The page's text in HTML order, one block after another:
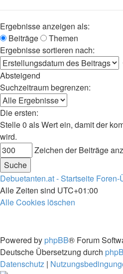
Ergebnisse anzeigen als:
Beiträge
Themen
Ergebnisse sortieren nach:
Absteigend
Suchzeitraum begrenzen:
Die ersten:
Stelle 0 als Wert ein, damit der
wird.
Zeichen der Beiträge
Debuetanten.at - Startseite Foren-
Alle Zeiten sind UTC+01:00
Alle Cookies löschen
Powered by phpBB® Forum
Deutsche Übersetzung durch
Datenschutz |